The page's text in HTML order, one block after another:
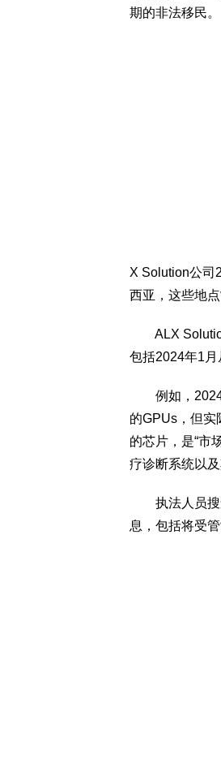
期的非法移民。
X Solution公司
西亚，这些地
ALX Solution
包括2024年1月
例如，2024
的GPUs，但实
的芯片，是“市
疗诊断系统以
执法人员搜
息，包括将受